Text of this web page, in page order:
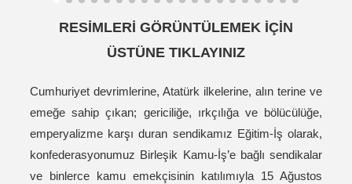
RESİMLERİ GÖRÜNTÜLEMEK İÇİN
ÜSTÜNE TIKLAYINIZ
Cumhuriyet devrimlerine, Atatürk ilkelerine, alın terine ve
emeğe sahip çıkan; gericiliğe, ırkçılığa ve bölücülüğe,
emperyalizme karşı duran sendikamız Eğitim-İş olarak,
konfederasyonumuz Birleşik Kamu-İş’e bağlı sendikalar
ve binlerce kamu emekçisinin katılımıyla 15 Ağustos